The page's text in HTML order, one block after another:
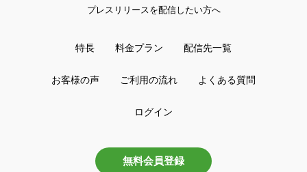
プレスリリースを配信したい方へ
特長 料金プラン 配信先一覧
お客様の声 ご利用の流れ よくある質問
ログイン
無料会員登録